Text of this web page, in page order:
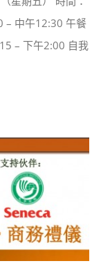
– 中午12:30 午餐
– 下午2:00 自我